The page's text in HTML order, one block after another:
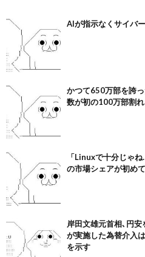
AIが指示なくサイバ
かつて650万部を誇
数が初の100万部割れ
「Linuxで十分じゃ
の市場シェアが初め
岸田文雄元首相､円
が実施した為替介入
を示す